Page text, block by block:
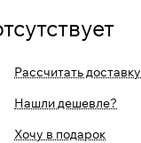
Рассчитать доставку
Нашли дешевле?
Хочу в подарок